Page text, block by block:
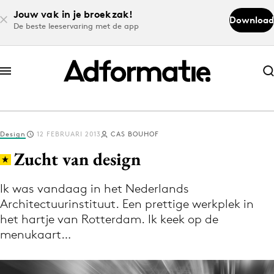
Jouw vak in je broekzak!
De beste leeservaring met de app
Download
Abonneer nu
Abonneer nu
Log in
Download de app
Volg het laatste nieuws via de Adformatie
Nieuws app
Design 12 FEBRUARI 2013 CAS BOUHOF
Zucht van design
Ik was vandaag in het Nederlands
Architectuurinstituut. Een prettige werkplek in
het hartje van Rotterdam. Ik keek op de
menukaart…